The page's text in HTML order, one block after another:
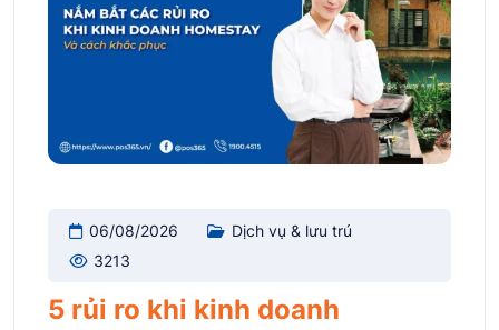
06/08/2026
Dịch vụ & lưu trú
3213
5 rủi ro khi kinh doanh